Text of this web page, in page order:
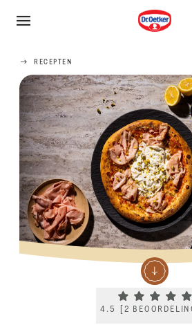
RECEPTEN
4.5 2